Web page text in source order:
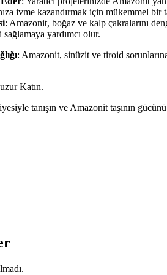
ivme kazandırmak için mükemmel bir
: Amazonit, boğaz ve kalp çakralarını
yardımcı olur.
: Amazonit, sinüzit ve tiroid
Katın.
tanışın ve Amazonit taşının